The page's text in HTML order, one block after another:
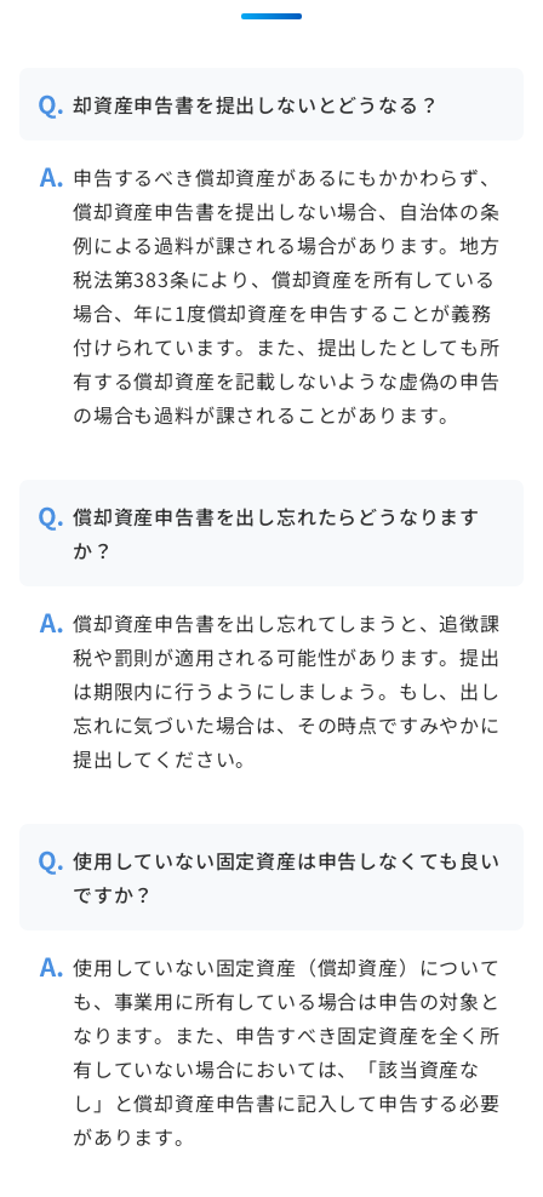
却資産申告書を提出しないとどうなる？
申告するべき償却資産があるにもかかわらず、
償却資産申告書を提出しない場合、自治体の条
例による過料が課される場合があります。地方
税法第383条により、償却資産を所有している
場合、年に1度償却資産を申告することが義務
付けられています。また、提出したとしても所
有する償却資産を記載しないような虚偽の申告
の場合も過料が課されることがあります。
償却資産申告書を出し忘れたらどうなります
か？
償却資産申告書を出し忘れてしまうと、追徴課
税や罰則が適用される可能性があります。提出
は期限内に行うようにしましょう。もし、出し
忘れに気づいた場合は、その時点ですみやかに
提出してください。
使用していない固定資産は申告しなくても良い
ですか？
使用していない固定資産（償却資産）について
も、事業用に所有している場合は申告の対象と
なります。また、申告すべき固定資産を全く所
有していない場合においては、「該当資産な
し」と償却資産申告書に記入して申告する必要
があります。